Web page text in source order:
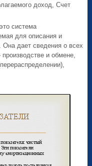
доход, Счет
система
для описания и
Она дает сведения о всех
и обмене,